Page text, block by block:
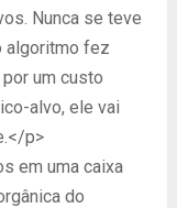
Nunca se teve
algoritmo fez
um custo
alvo, ele vai
p>
em uma caixa
do